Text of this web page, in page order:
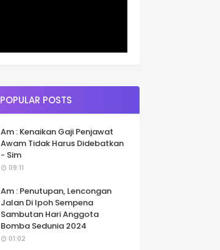
POPULAR POSTS
Am : Kenaikan Gaji Penjawat
Awam Tidak Harus Didebatkan
- Sim
09:11
Am : Penutupan, Lencongan
Jalan Di Ipoh Sempena
Sambutan Hari Anggota
Bomba Sedunia 2024
01:02